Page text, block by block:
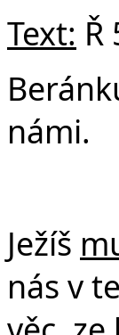
Text: Ř
námi.
Ježíš
nás v